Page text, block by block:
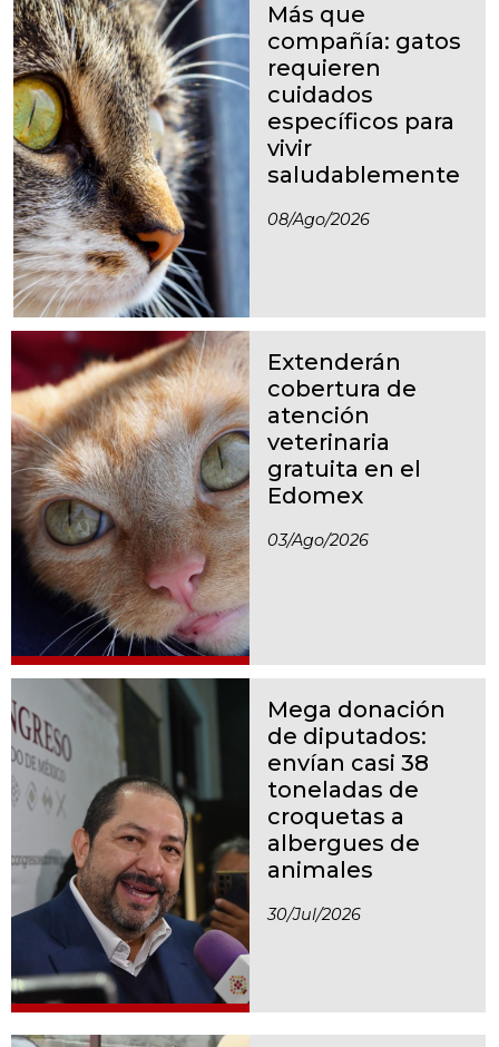
Más que
compañía: gatos
requieren
cuidados
específicos para
vivir
saludablemente
08/ago/2026
Extenderán
cobertura de
atención
veterinaria
gratuita en el
Edomex
03/ago/2026
Mega donación
de diputados:
envían casi 38
toneladas de
croquetas a
albergues de
animales
30/jul/2026